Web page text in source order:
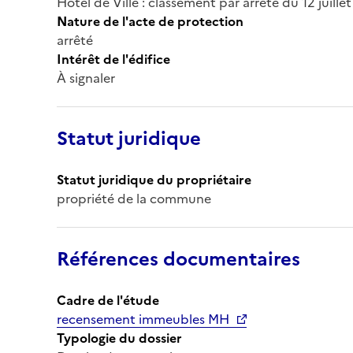
Nature de l'acte de protection
arrêté
Intérêt de l'édifice
À signaler
Statut juridique
Statut juridique du propriétaire
propriété de la commune
Références documentaires
Cadre de l'étude
recensement immeubles MH
Typologie du dossier